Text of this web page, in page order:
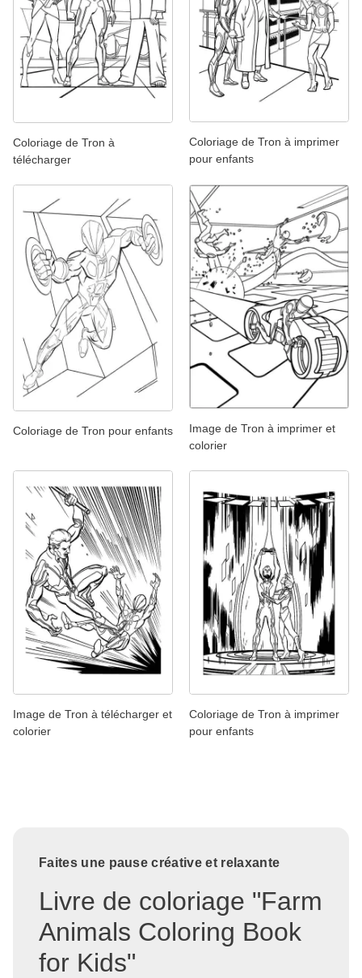
Coloriage de Tron à
télécharger
Coloriage de Tron à imprimer
pour enfants
Coloriage de Tron pour enfants
Image de Tron à imprimer et
colorier
Image de Tron à télécharger et
colorier
Coloriage de Tron à imprimer
pour enfants
Faites une pause créative et relaxante
Livre de coloriage "Farm
Animals Coloring Book
for Kids"